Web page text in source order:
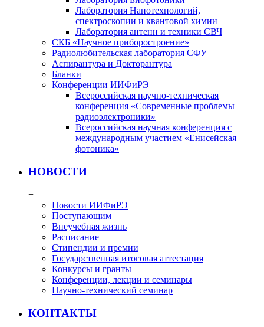
Лаборатория Нанотехнологий,
спектроскопии и квантовой химии
Лаборатория антенн и техники СВЧ
СКБ «Научное приборостроение»
Радиолюбительская лаборатория СФУ
Аспирантура и Докторантура
Бланки
Конференции ИИФиРЭ
Всероссийская научно-техническая
конференция «Современные проблемы
радиоэлектроники»
Всероссийская научная конференция с
международным участием «Енисейская
фотоника»
НОВОСТИ
+
Новости ИИФиРЭ
Поступающим
Внеучебная жизнь
Расписание
Стипендии и премии
Государственная итоговая аттестация
Конкурсы и гранты
Конференции, лекции и семинары
Научно-технический семинар
КОНТАКТЫ